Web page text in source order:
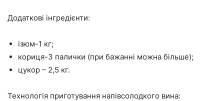
Додаткові інгредієнти:
ізюм-1 кг;
кориця-3 палички (при бажанні можна більше);
цукор – 2,5 кг.
Технологія приготування напівсолодкого вина: